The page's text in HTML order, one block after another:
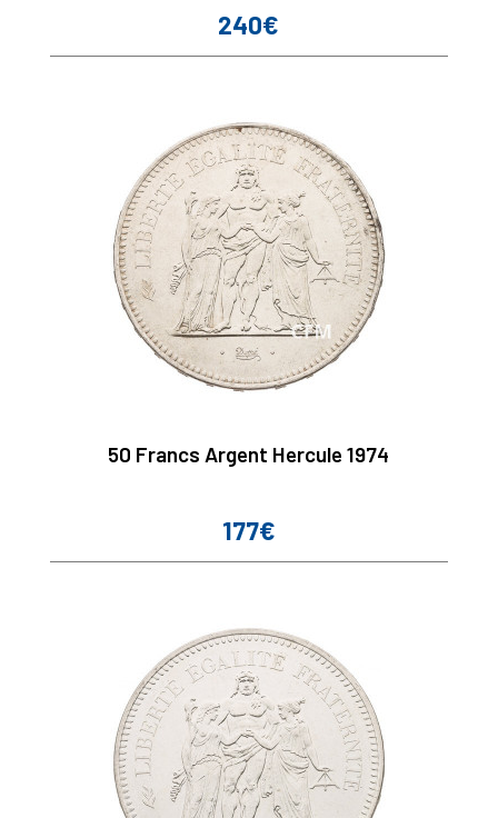
Prix
240€
50 Francs Argent Hercule 1974
Prix
177€